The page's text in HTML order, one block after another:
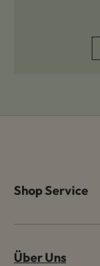
Shop Service
Über Uns